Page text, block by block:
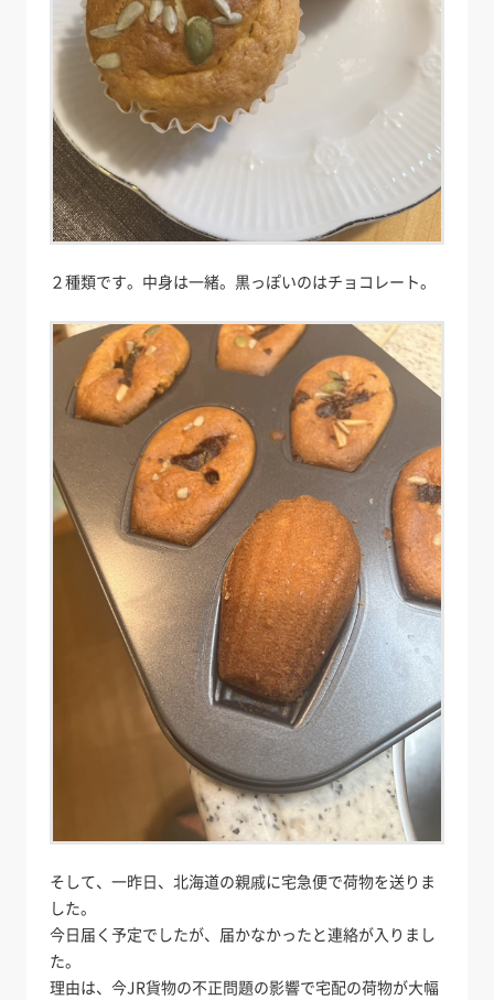
２種類です。中身は一緒。黒っぽいのはチョコレート。
そして、一昨日、北海道の親戚に宅急便で荷物を送りま
した。
今日届く予定でしたが、届かなかったと連絡が入りまし
た。
理由は、今JR貨物の不正問題の影響で宅配の荷物が大幅